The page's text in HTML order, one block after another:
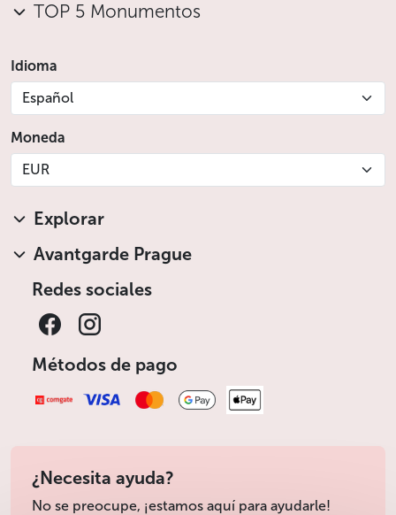
TOP 5 Monumentos
Idioma
Español
Moneda
EUR
Explorar
Avantgarde Prague
Redes sociales
Métodos de pago
¿Necesita ayuda?
No se preocupe, ¡estamos aquí para ayudarle!